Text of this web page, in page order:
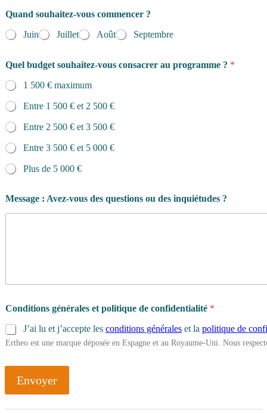
Quand souhaitez-vous commencer ?
Juin
Juillet Août Septembre
Quel budget souhaitez-vous consacrer au programme ? *
1 500 € maximum
Entre 1 500 € et 2 500 €
Entre 2 500 € et 3 500 €
Entre 3 500 € et 5 000 €
Plus de 5 000 €
Message : Avez-vous des questions ou des inquiétudes ?
Conditions générales et politique de confidentialité *
J’ai lu et j’accepte les conditions générales et la politique de
Ertheo est une marque déposée en Espagne et au Royaume-Uni. Nous
Envoyer